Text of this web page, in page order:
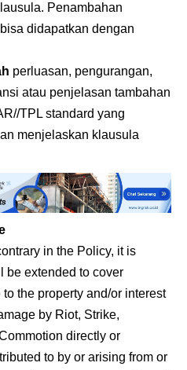
Penambahan
didapatkan dengan
perluasan, pengurangan,
atau penjelasan tambahan
TPL standard yang
menjelaskan klausula
in the Policy, it is
be extended to cover
the property and/or interest
by Riot, Strike,
directly or
to by or arising from or